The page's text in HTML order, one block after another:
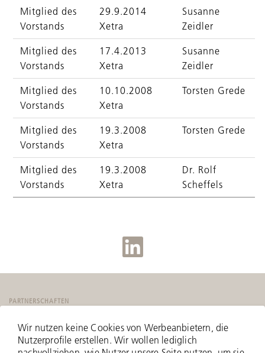
Mitglied des
Vorstands
29.9.2014
Xetra
Susanne
Zeidler
Mitglied des
Vorstands
17.4.2013
Xetra
Susanne
Zeidler
Mitglied des
Vorstands
10.10.2008
Xetra
Torsten Grede
Mitglied des
Vorstands
19.3.2008
Xetra
Torsten Grede
Mitglied des
Vorstands
19.3.2008
Xetra
Dr. Rolf
Scheffels
PARTNERSCHAFTEN
Wir nutzen keine Cookies von Werbeanbietern, die
Nutzerprofile erstellen. Wir wollen lediglich